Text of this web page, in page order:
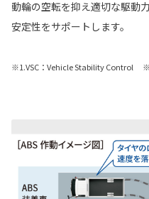
動輪の空転を抑え適切な駆動
安定性をサポートします。
※1.VSC：Vehicle Stability Control